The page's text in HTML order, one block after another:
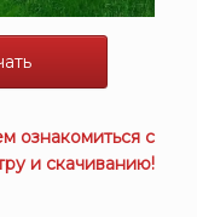
ознакомиться с
и скачиванию!